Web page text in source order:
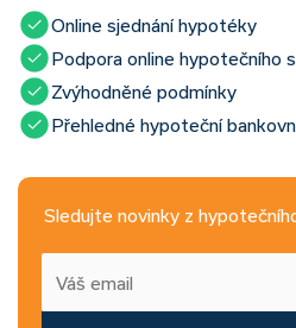
Online sjednání hypotéky
Podpora online hypotečního
Zvýhodněné podmínky
Přehledné hypoteční
Sledujte novinky z